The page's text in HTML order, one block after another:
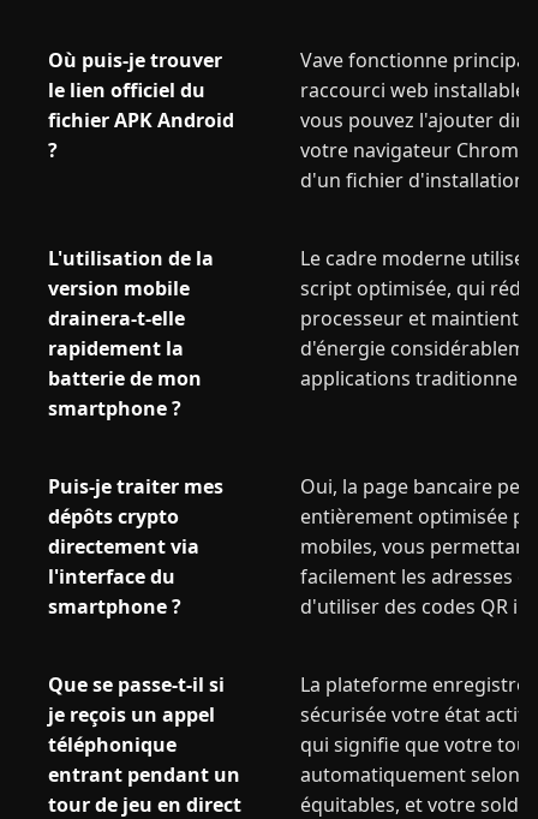
Où puis-je trouver
le lien officiel du
fichier APK Android
?
Vave fonctionne
raccourci web
vous pouvez l'ajouter
votre navigateur Chrome
d'un fichier d'installation
L'utilisation de la
version mobile
drainera-t-elle
rapidement la
batterie de mon
smartphone ?
Le cadre moderne utilise
script optimisée, qui
processeur et maintient
d'énergie
applications
Puis-je traiter mes
dépôts crypto
directement via
l'interface du
smartphone ?
Oui, la page bancaire
entièrement optimisée
mobiles, vous
facilement les adresses
d'utiliser des codes QR
Que se passe-t-il si
je reçois un appel
téléphonique
entrant pendant un
tour de jeu en direct
La plateforme enregistre
sécurisée votre état actif
qui signifie que votre
automatiquement selon
équitables, et votre solde